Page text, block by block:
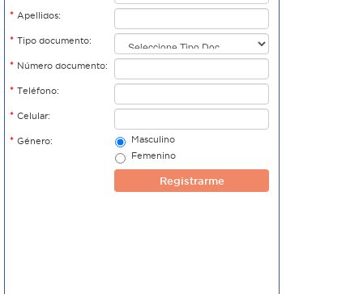
* Apellidos:
* Tipo documento:
* Número documento:
* Teléfono:
* Celular:
* Género:
Masculino
Femenino
Registrarme